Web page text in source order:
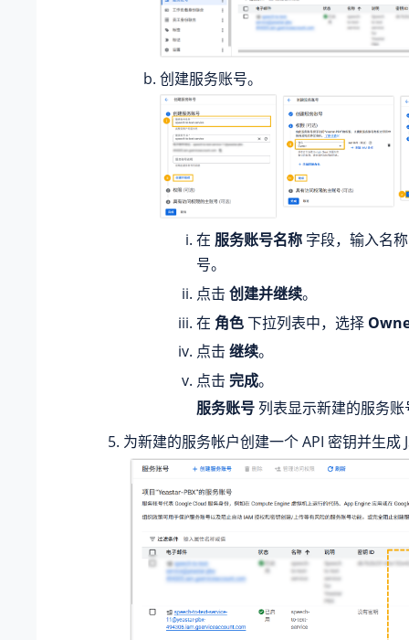
创建服务账号。
在 服务账号名称 字段，输入名
号。
点击 创建并继续。
在 角色下拉列表中，选择
点击 继续。
点击 完成。
服务账号 列表显示新建的服务账
为新建的服务帐户创建一个 API 密钥并生成